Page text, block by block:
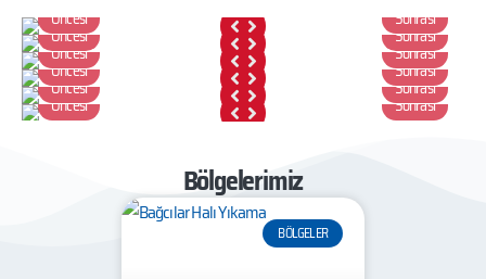
Öncesi Sonrası
Öncesi Sonrası
Öncesi Sonrası
Öncesi Sonrası
Öncesi Sonrası
Öncesi Sonrası
Bölgelerimiz
BÖLGELER